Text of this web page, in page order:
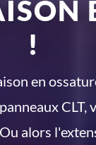
!
en
CLT,
alors